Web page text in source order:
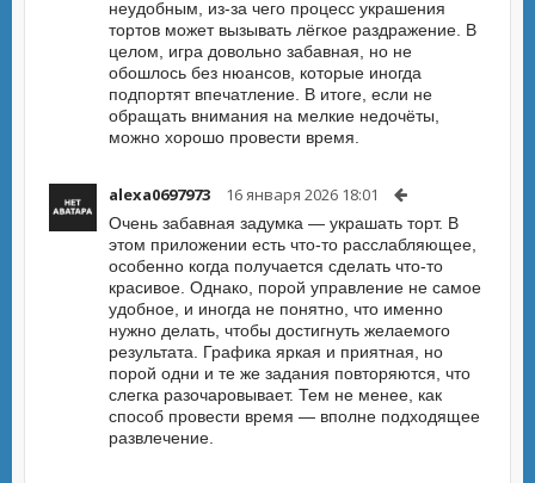
неудобным, из-за чего процесс украшения
тортов может вызывать лёгкое раздражение. В
целом, игра довольно забавная, но не
обошлось без нюансов, которые иногда
подпортят впечатление. В итоге, если не
обращать внимания на мелкие недочёты,
можно хорошо провести время.
alexa0697973 16 января 2026 18:01
Очень забавная задумка — украшать торт. В
этом приложении есть что-то расслабляющее,
особенно когда получается сделать что-то
красивое. Однако, порой управление не самое
удобное, и иногда не понятно, что именно
нужно делать, чтобы достигнуть желаемого
результата. Графика яркая и приятная, но
порой одни и те же задания повторяются, что
слегка разочаровывает. Тем не менее, как
способ провести время — вполне подходящее
развлечение.